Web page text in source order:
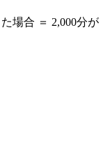
場合 ＝ 2,000分が